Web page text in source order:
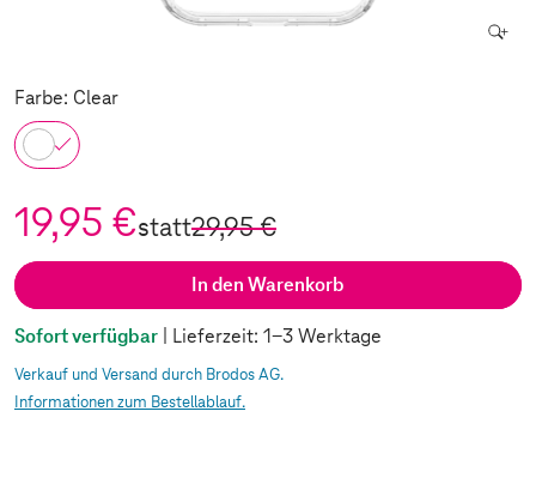
Farbe: Clear
19,95 €statt29,95 €
In den Warenkorb
Sofort verfügbar | Lieferzeit: 1-3 Werktage
Verkauf und Versand durch Brodos AG.
Informationen zum Bestellablauf.